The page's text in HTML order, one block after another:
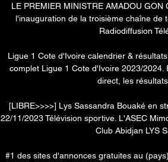
LE PREMIER MINISTRE AMADOU
l'inauguration de la troisième chaîne de
Radiodiffusion
Ligue 1 Cote d'Ivoire calendrier &
complet Ligue 1 Cote d'Ivoire 2023/
direct, les
[LIBRE>>>>] Lys Sassandra Bouaké en
22/11/2023 Télévision sportive. L'ASEC
Club Abidjan LYS
#1 des sites d'annonces gratuites au